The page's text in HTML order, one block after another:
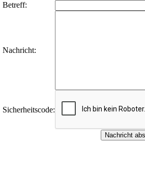
Betreff:
Nachricht:
Sicherheitscode: